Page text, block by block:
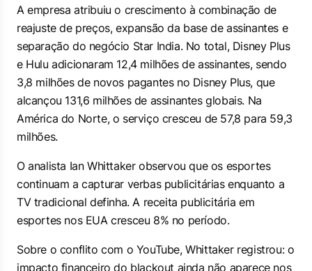
A empresa atribuiu o crescimento à combinação de
reajuste de preços, expansão da base de assinantes e
separação do negócio Star India. No total, Disney Plus
e Hulu adicionaram 12,4 milhões de assinantes, sendo
3,8 milhões de novos pagantes no Disney Plus, que
alcançou 131,6 milhões de assinantes globais. Na
América do Norte, o serviço cresceu de 57,8 para 59,3
milhões.
O analista Ian Whittaker observou que os esportes
continuam a capturar verbas publicitárias enquanto a
TV tradicional definha. A receita publicitária em
esportes nos EUA cresceu 8% no período.
Sobre o conflito com o YouTube, Whittaker registrou: o
impacto financeiro do blackout ainda não aparece nos